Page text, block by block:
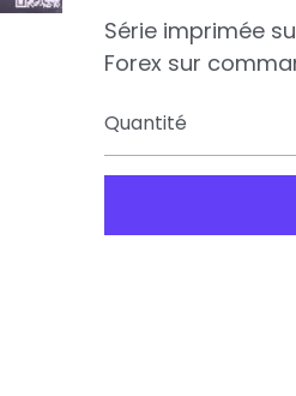
Série imprimée
Forex sur
Quantité